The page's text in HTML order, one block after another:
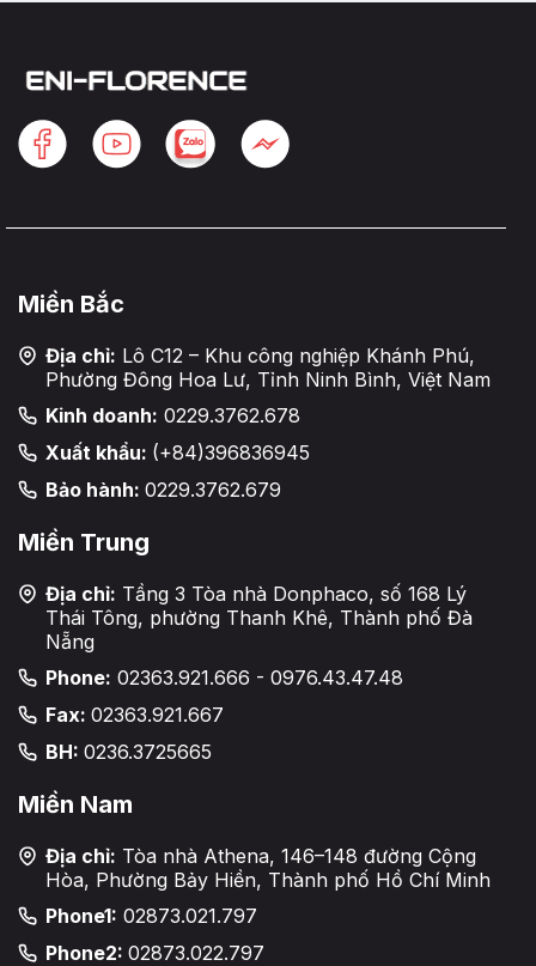
Miền Bắc
Địa chỉ: Lô C12 – Khu công nghiệp Khánh Phú,
Phường Đông Hoa Lư, Tỉnh Ninh Bình, Việt Nam
Kinh doanh: 0229.3762.678
Xuất khẩu: (+84)396836945
Bảo hành: 0229.3762.679
Miền Trung
Địa chỉ: Tầng 3 Tòa nhà Donphaco, số 168 Lý
Thái Tông, phường Thanh Khê, Thành phố Đà
Nẵng
Phone: 02363.921.666 - 0976.43.47.48
Fax: 02363.921.667
BH: 0236.3725665
Miền Nam
Địa chỉ: Tòa nhà Athena, 146–148 đường Cộng
Hòa, Phường Bảy Hiền, Thành phố Hồ Chí Minh
Phone1: 02873.021.797
Phone2: 02873.022.797